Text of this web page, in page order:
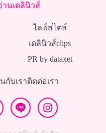
นเดลินิวส์
ไลฟ์สไตล์
เดลินิวส์clips
PR by dataxet
กับเราติดต่อเรา